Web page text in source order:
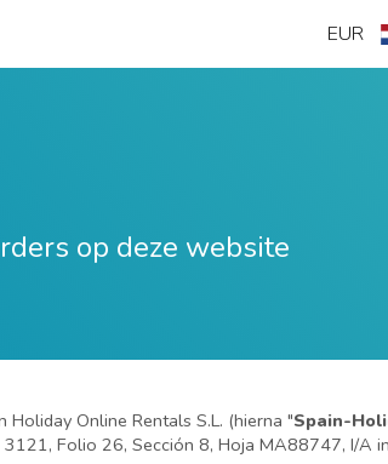
EUR
op deze website
Holiday Online Rentals S.L. (hierna "Spain-
Folio 26, Sección 8, Hoja MA88747, I/A